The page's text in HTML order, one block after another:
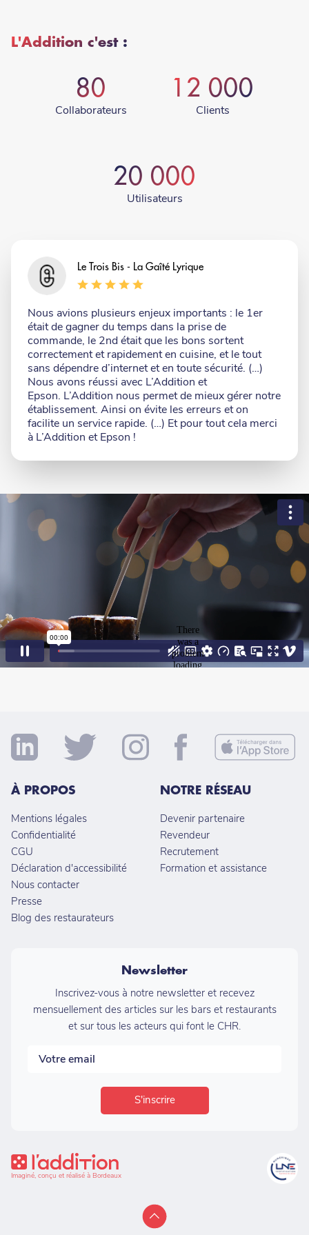
L'Addition c'est :
80
Collaborateurs
12 000
Clients
20 000
Utilisateurs
Nom
Le Trois Bis - La Gaîté Lyrique
Commentaire
Nous avions plusieurs enjeux importants : le 1er
était de gagner du temps dans la prise de
commande, le 2nd était que les bons sortent
correctement et rapidement en cuisine, et le tout
sans dépendre d’internet et en toute sécurité. (…)
Nous avons réussi avec L’Addition et
Epson. L’Addition nous permet de mieux gérer notre
établissement. Ainsi on évite les erreurs et on
facilite un service rapide. (…) Et pour tout cela merci
à L’Addition et Epson !
À PROPOS
Mentions légales
Confidentialité
CGU
Déclaration d'accessibilité
Nous contacter
Presse
Blog des restaurateurs
NOTRE RÉSEAU
Devenir partenaire
Revendeur
Recrutement
Formation et assistance
Newsletter
Inscrivez-vous à notre newsletter et recevez
mensuellement des articles sur les bars et restaurants
et sur tous les acteurs qui font le CHR.
Imaginé, conçu et réalisé à Bordeaux